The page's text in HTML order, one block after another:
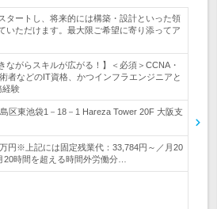
タートし、将来的には構築・設計といった領
いただけます。最大限ご希望に寄り添ってア
ながらスキルが広がる！】＜必須＞CCNA・
者などのIT資格、かつインフラエンジニアと
経験
区東池袋1－18－1 Hareza Tower 20F 大阪支
円※上記には固定残業代：33,784円～／月20
時間を超える時間外労働分…